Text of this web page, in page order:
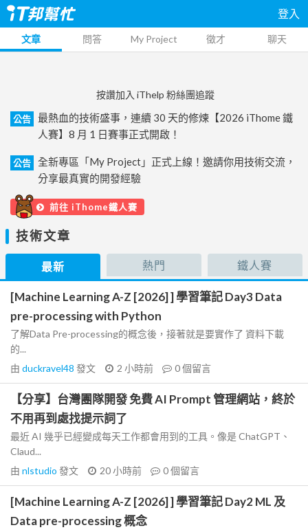
登入
文章 問答 My Project 徵才 聊天
按讚加入 iThelp 粉絲團追蹤
公告
最熱血的技術盛事，連續 30 天的修煉【2026 iThome 鐵
人賽】8 月 1 日賽事正式開啟！
公告
全新專區「My Project」正式上線！邀請你用技術交流，
分享最真實的開發經驗
前往 iThome鐵人賽
技術文章
最新 熱門 鐵人賽
[Machine Learning A-Z [2026] ] 學習筆記 Day3 Data
pre-processing with Python
了解Data Pre-processing的概念後，接著就是要實作了 資料下載
的...
由 duckravel48 發文 2 小時前 0個留言
【分享】台灣團隊開發 免費 AI Prompt 管理網站，終於
不用再到處找提示詞了
最近 AI 幾乎已經變成每天工作都會用到的工具。像是 ChatGPT、
Claud...
由 nlstudio 發文 20 小時前 0個留言
[Machine Learning A-Z [2026] ] 學習筆記 Day2 ML 及
Data pre-processing 概念